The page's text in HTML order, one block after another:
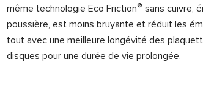
même technologie Eco Friction® sans cuivre,
poussière, est moins bruyante et réduit les
tout avec une meilleure longévité des
disques pour une durée de vie prolongée.